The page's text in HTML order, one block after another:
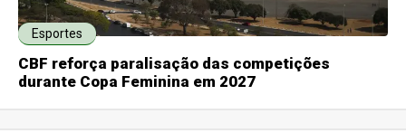
Esportes
CBF reforça paralisação das competições
durante Copa Feminina em 2027